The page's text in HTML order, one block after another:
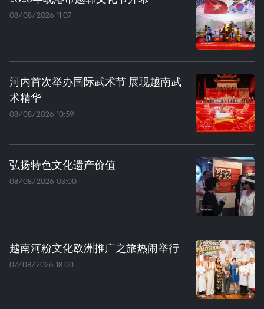
08/08/2026 11:07
河内首次举办国际武术节 展现越南武
术精华
08/08/2026 10:59
弘扬特色文化遗产价值
08/08/2026 03:00
越南河粉文化欧洲推广之旅热闹举行
07/08/2026 18:00